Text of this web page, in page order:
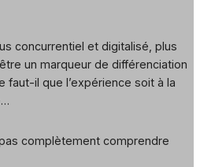
concurrentiel et digitalisé, plus
un marqueur de différenciation
faut-il que l’expérience soit à la
complètement comprendre